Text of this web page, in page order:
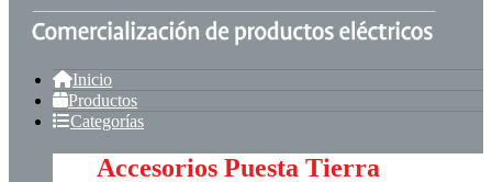
Inicio
Productos
Categorías
Accesorios Puesta Tierra